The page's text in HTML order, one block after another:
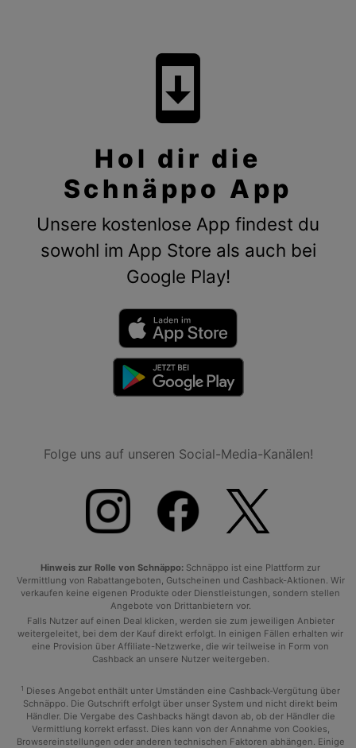
system_update
Hol dir die
Schnäppo App
Unsere kostenlose App findest du
sowohl im App Store als auch bei
Google Play!
Folge uns auf unseren Social-Media-Kanälen!
Hinweis zur Rolle von Schnäppo: Schnäppo ist eine Plattform zur
Vermittlung von Rabattangeboten, Gutscheinen und Cashback-Aktionen. Wir
verkaufen keine eigenen Produkte oder Dienstleistungen, sondern stellen
Angebote von Drittanbietern vor.
Falls Nutzer auf einen Deal klicken, werden sie zum jeweiligen Anbieter
weitergeleitet, bei dem der Kauf direkt erfolgt. In einigen Fällen erhalten wir
eine Provision über Affiliate-Netzwerke, die wir teilweise in Form von
Cashback an unsere Nutzer weitergeben.
1 Dieses Angebot enthält unter Umständen eine Cashback-Vergütung über
Schnäppo. Die Gutschrift erfolgt über unser System und nicht direkt beim
Händler. Die Vergabe des Cashbacks hängt davon ab, ob der Händler die
Vermittlung korrekt erfasst. Dies kann von der Annahme von Cookies,
Browsereinstellungen oder anderen technischen Faktoren abhängen. Einige